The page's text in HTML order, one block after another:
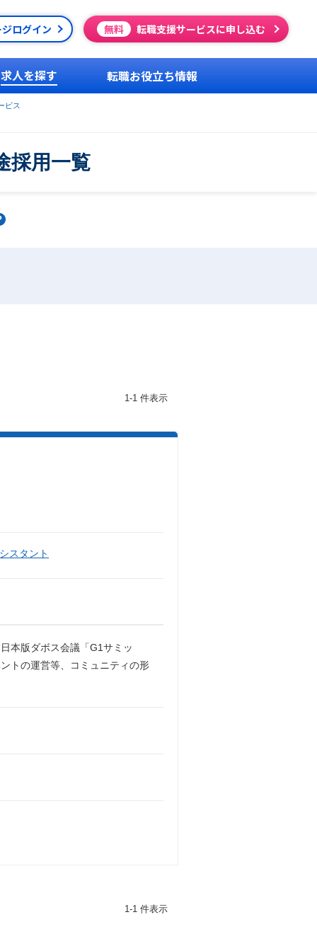
ログイン 無料 転職支援サービスに申し込む
求人を探す 転職お役立ち情報
ビス
採用一覧
1-1 件表示
スタント
本版ダボス会議「G1サミッ
トの運営等、コミュニティの形
1-1 件表示